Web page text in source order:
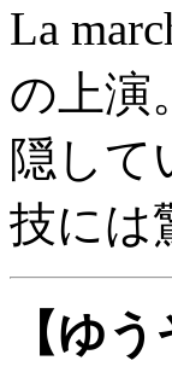
La
の上演
隠して
技には
【ゆ